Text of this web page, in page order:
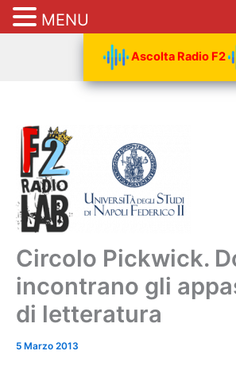
Ascolta Radio F2
Circolo Pickwick.
incontrano gli
di letteratura
5 Marzo 2013
MENU